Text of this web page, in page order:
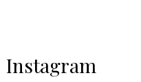
Instagram